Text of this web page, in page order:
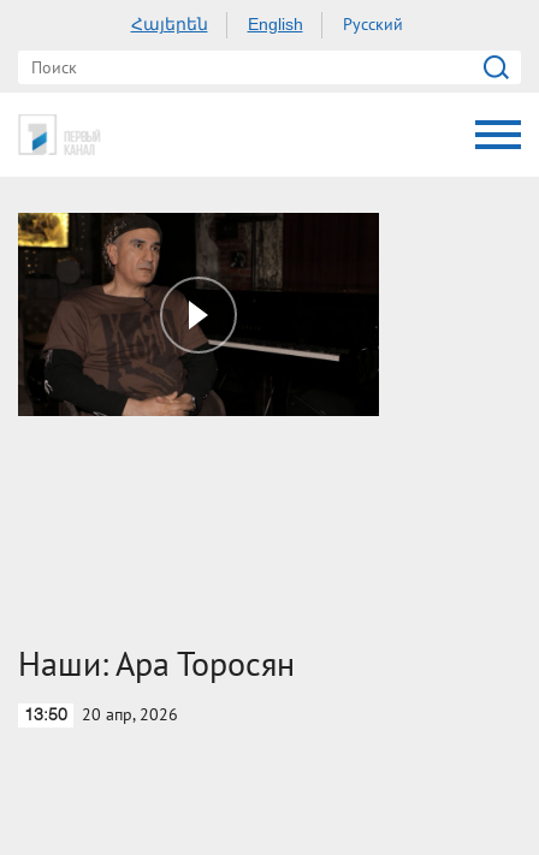
Հայերեն English Русский
Наши: Ара Торосян
13:50 20 апр, 2026